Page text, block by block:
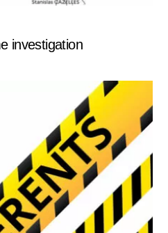
investigation